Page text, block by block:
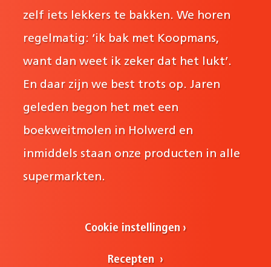
zelf iets lekkers te bakken. We horen
regelmatig: ‘ik bak met Koopmans,
want dan weet ik zeker dat het lukt’.
En daar zijn we best trots op. Jaren
geleden begon het met een
boekweitmolen in Holwerd en
inmiddels staan onze producten in alle
supermarkten.
Cookie instellingen
Recepten